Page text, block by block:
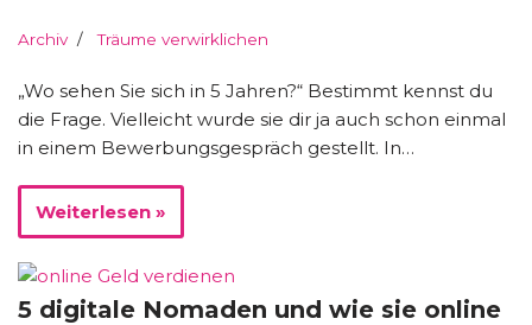
Archiv Träume verwirklichen
„Wo sehen Sie sich in 5 Jahren?“ Bestimmt kennst du
die Frage. Vielleicht wurde sie dir ja auch schon einmal
in einem Bewerbungsgespräch gestellt. In…
Weiterlesen »
5 digitale Nomaden und wie sie online